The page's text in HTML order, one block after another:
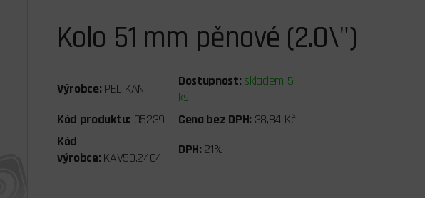
Kolo 51 mm pěnové (2.0\")
Výrobce: PELIKAN Dostupnost: skladem 5
ks
Kód produktu: 05239 Cena bez DPH: 38,84 Kč
Kód
výrobce: KAV50.2404
DPH: 21%